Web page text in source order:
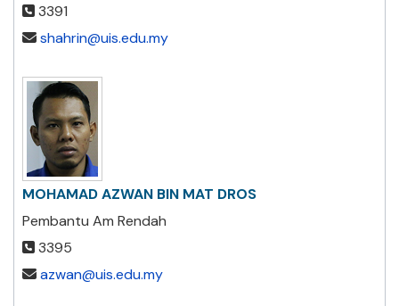
3391
shahrin@uis.edu.my
MOHAMAD AZWAN BIN MAT DROS
Pembantu Am Rendah
3395
azwan@uis.edu.my